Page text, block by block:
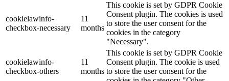
cookielawinfo-
checkbox-necessary
11
months
This cookie is set by GDPR Cookie
Consent plugin. The cookies is used
to store the user consent for the
cookies in the category
"Necessary".
cookielawinfo-
checkbox-others
11
months
This cookie is set by GDPR Cookie
Consent plugin. The cookie is used
to store the user consent for the